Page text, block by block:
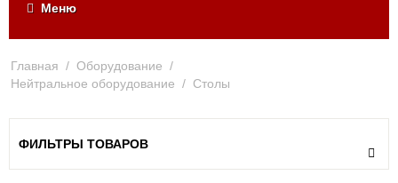
Меню
Главная / Оборудование /
Нейтральное оборудование / Столы
ФИЛЬТРЫ ТОВАРОВ